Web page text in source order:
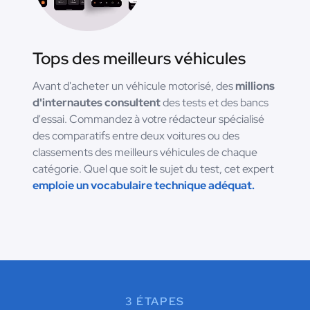
Tops des meilleurs véhicules
Avant d'acheter un véhicule motorisé, desmillions
d'internautes consultentdes tests et des bancs
d'essai. Commandez à votre rédacteur spécialisé
des comparatifs entre deux voitures ou des
classements des meilleurs véhicules de chaque
catégorie. Quel que soit le sujet du test, cet expert
emploie un vocabulaire technique adéquat.
3 ÉTAPES